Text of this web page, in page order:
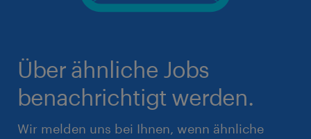
Über ähnliche Jobs
benachrichtigt werden.
Wir melden uns bei Ihnen, wenn ähnliche